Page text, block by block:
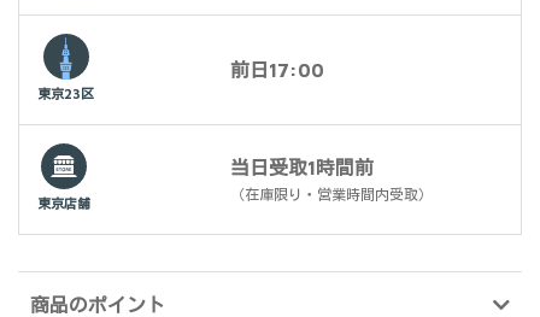
東京23区
前日17:00
東京店舗
当日受取1時間前
（在庫限り・営業時間内受取）
商品のポイント